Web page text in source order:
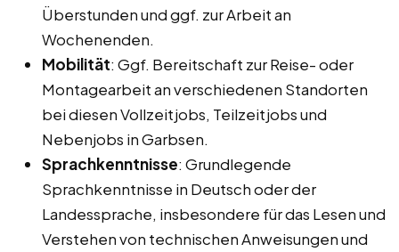
Überstunden und ggf. zur Arbeit an
Wochenenden.
Mobilität: Ggf. Bereitschaft zur Reise- oder
Montagearbeit an verschiedenen Standorten
bei diesen Vollzeitjobs, Teilzeitjobs und
Nebenjobs in Garbsen.
Sprachkenntnisse: Grundlegende
Sprachkenntnisse in Deutsch oder der
Landessprache, insbesondere für das Lesen und
Verstehen von technischen Anweisungen und